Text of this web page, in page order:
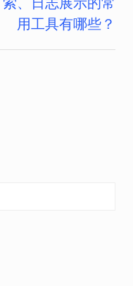
用工具有哪些？